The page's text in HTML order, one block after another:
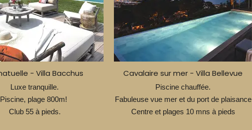
- Villa Bacchus
Luxe tranquille.
Piscine, plage 800m!
Club 55 à pieds.
Cavalaire sur mer - Villa Bellevue
Piscine chauffée.
Fabuleuse vue mer et du port de plaisance
Centre et plages 10 mns à pieds